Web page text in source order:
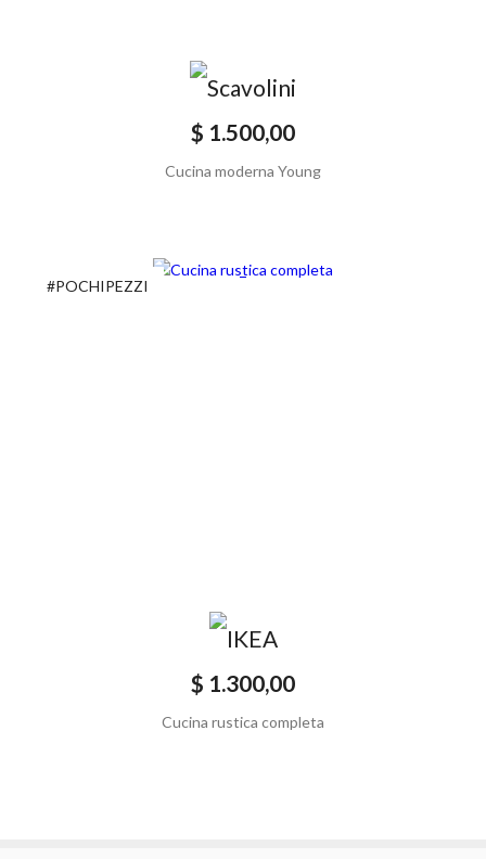
$ 1.500,00
Cucina moderna Young
#POCHIPEZZI
$ 1.300,00
Cucina rustica completa